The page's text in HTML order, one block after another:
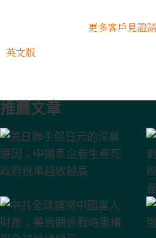
更多客戶見證
英文版
推薦文章
美日聯手保日元的深層原因
政府稅率越收越高
中國商務部解釋產能過剩 七
稅局數據揭開中國4億偽中
中共全球捕撈中國富人財產
與全球地緣變局
北京在經濟放緩之際加強安
廣西水災 地方政府「以死省
深貶根源及對中美市場影響
中國AI「降維傾銷」的超限
產主義」的內外陰陽操作
馬興瑞的倒台與中共精英政
中國二季度GDP滑落揭示的
人為何好感社會主義；中國
中國汽車or中國「棄車」；
的終局博弈
廣西潰壩37萬人遭災 禍起
北京隱憂—土耳其的地緣合
習近平在建黨105週年大會
心
眾邦銀行倒閉 房中首只蟑螂
難逃一戰；習近平七一講話